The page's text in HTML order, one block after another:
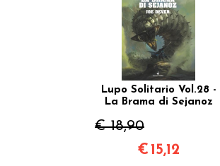
Lupo Solitario Vol.28 -
La Brama di Sejanoz
€ 18,90
€ 15,12